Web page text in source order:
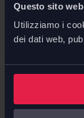
Questo sito
Utilizziamo i
dei dati web,